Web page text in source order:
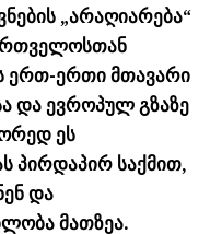
„არაღიარება“
ერთ-ერთი მთავარი
და ევროპულ გზაზე
ეს
პირდაპირ საქმით,
და
მათზეა.